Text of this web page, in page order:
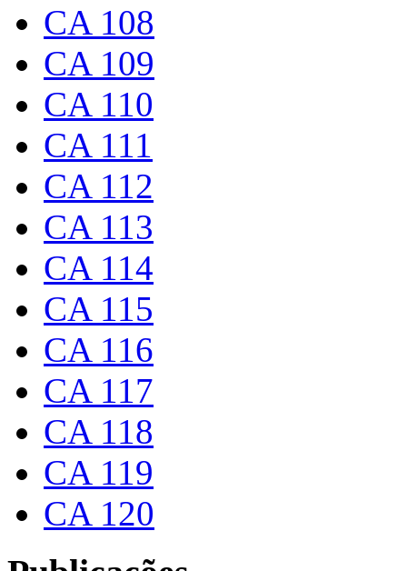
CA 108
CA 109
CA 110
CA 111
CA 112
CA 113
CA 114
CA 115
CA 116
CA 117
CA 118
CA 119
CA 120